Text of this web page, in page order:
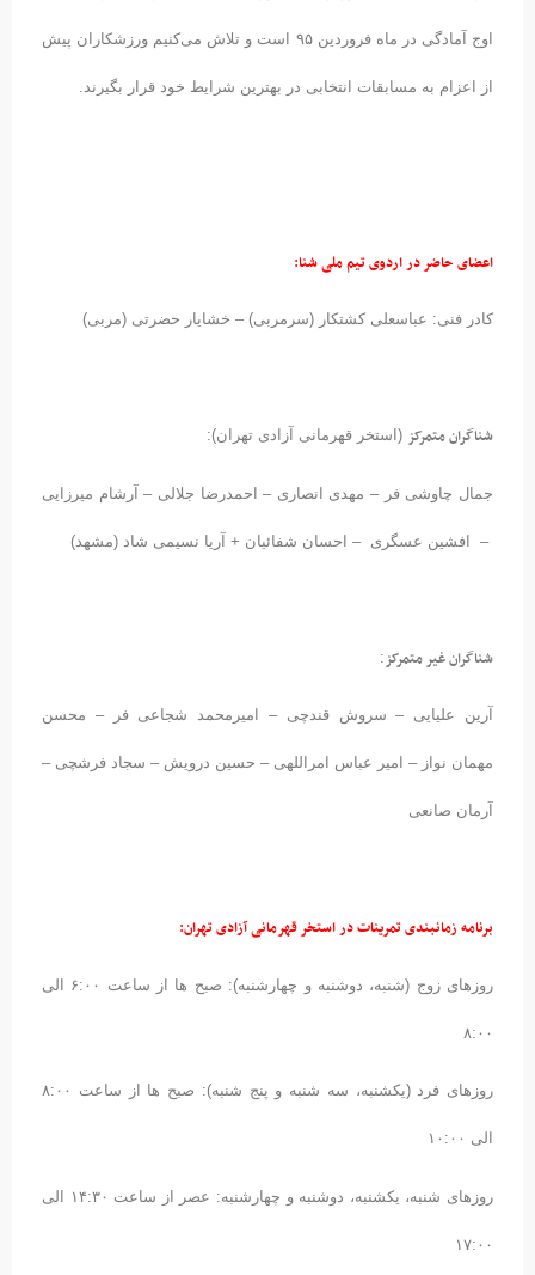
اوج آمادگی در ماه فروردین ۹۵ است و تلاش می‌کنیم ورزشکاران پیش
از اعزام به مسابقات انتخابی در بهترین شرایط خود قرار بگیرند.
اعضای حاضر در اردوی تیم ملی شنا:
کادر فنی: عباسعلی کشتکار (سرمربی) – خشایار حضرتی (مربی)
شناگران متمرکز(استخر قهرمانی آزادی تهران):
جمال چاوشی فر – مهدی انصاری – احمدرضا جلالی – آرشام میرزایی
– افشین عسگری – احسان شفائیان + آریا نسیمی شاد (مشهد)
شناگران غیر متمرکز:
آرین علیایی – سروش قندچی – امیرمحمد شجاعی فر – محسن
مهمان نواز – امیر عباس امراللهی – حسین درویش – سجاد فرشچی –
آرمان صانعی
برنامه زمانبندی تمرینات در استخر قهرمانی آزادی تهران:
روزهای زوج (شنبه، دوشنبه و چهارشنبه): صبح ها از ساعت ۶:۰۰ الی
۸:۰۰
روزهای فرد (یکشنبه، سه شنبه و پنج شنبه): صبح ها از ساعت ۸:۰۰
الی ۱۰:۰۰
روزهای شنبه، یکشنبه، دوشنبه و چهارشنبه: عصر از ساعت ۱۴:۳۰ الی
۱۷:۰۰